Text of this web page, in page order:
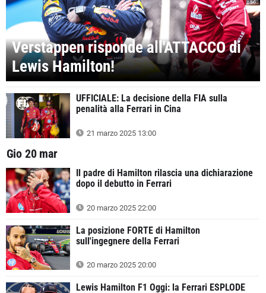
Verstappen risponde all'ATTACCO di
Lewis Hamilton!
UFFICIALE: La decisione della FIA sulla
penalità alla Ferrari in Cina
21 marzo 2025 13:00
Gio 20 mar
Il padre di Hamilton rilascia una dichiarazione
dopo il debutto in Ferrari
20 marzo 2025 22:00
La posizione FORTE di Hamilton
sull'ingegnere della Ferrari
20 marzo 2025 20:00
Lewis Hamilton F1 Oggi: la Ferrari ESPLODE